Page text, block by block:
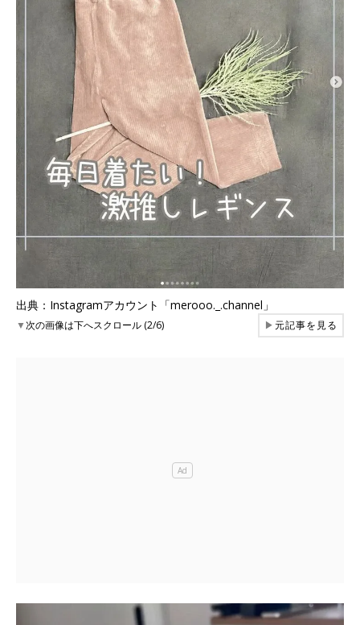
出典：Instagramアカウント「merooo._.channel」
▼次の画像は下へスクロール (2/6) ▶元記事を見る